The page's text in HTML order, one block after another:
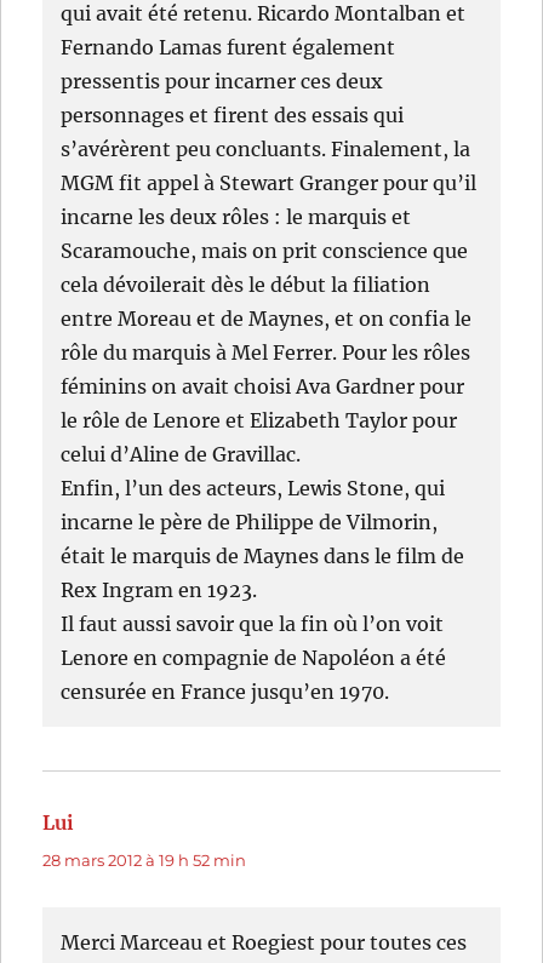
qui avait été retenu. Ricardo Montalban et
Fernando Lamas furent également
pressentis pour incarner ces deux
personnages et firent des essais qui
s’avérèrent peu concluants. Finalement, la
MGM fit appel à Stewart Granger pour qu’il
incarne les deux rôles : le marquis et
Scaramouche, mais on prit conscience que
cela dévoilerait dès le début la filiation
entre Moreau et de Maynes, et on confia le
rôle du marquis à Mel Ferrer. Pour les rôles
féminins on avait choisi Ava Gardner pour
le rôle de Lenore et Elizabeth Taylor pour
celui d’Aline de Gravillac.
Enfin, l’un des acteurs, Lewis Stone, qui
incarne le père de Philippe de Vilmorin,
était le marquis de Maynes dans le film de
Rex Ingram en 1923.
Il faut aussi savoir que la fin où l’on voit
Lenore en compagnie de Napoléon a été
censurée en France jusqu’en 1970.
Lui
28 mars 2012 à 19 h 52 min
Merci Marceau et Roegiest pour toutes ces